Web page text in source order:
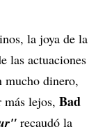
la joya de la
las actuaciones
mucho dinero,
más lejos, Bad
recaudó la